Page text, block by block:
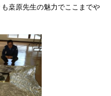
桒原先生の魅力でここまでや